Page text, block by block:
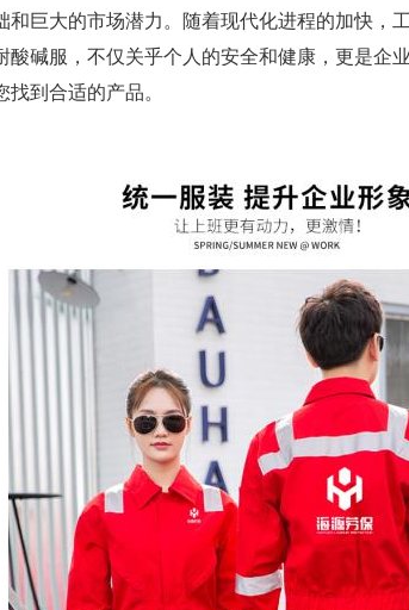
巨大的市场潜力。随着现代化进程的加快，
碱服，不仅关乎个人的安全和健康，更是企
到合适的产品。